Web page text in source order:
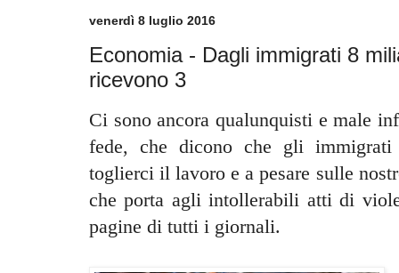
venerdì 8 luglio 2016
Economia - Dagli immigrati 8
ricevono 3
Ci sono ancora qualunquisti e male
fede, che dicono che gli
toglierci il lavoro e a pesare sulle
che porta agli intollerabili atti di
pagine di tutti i giornali.